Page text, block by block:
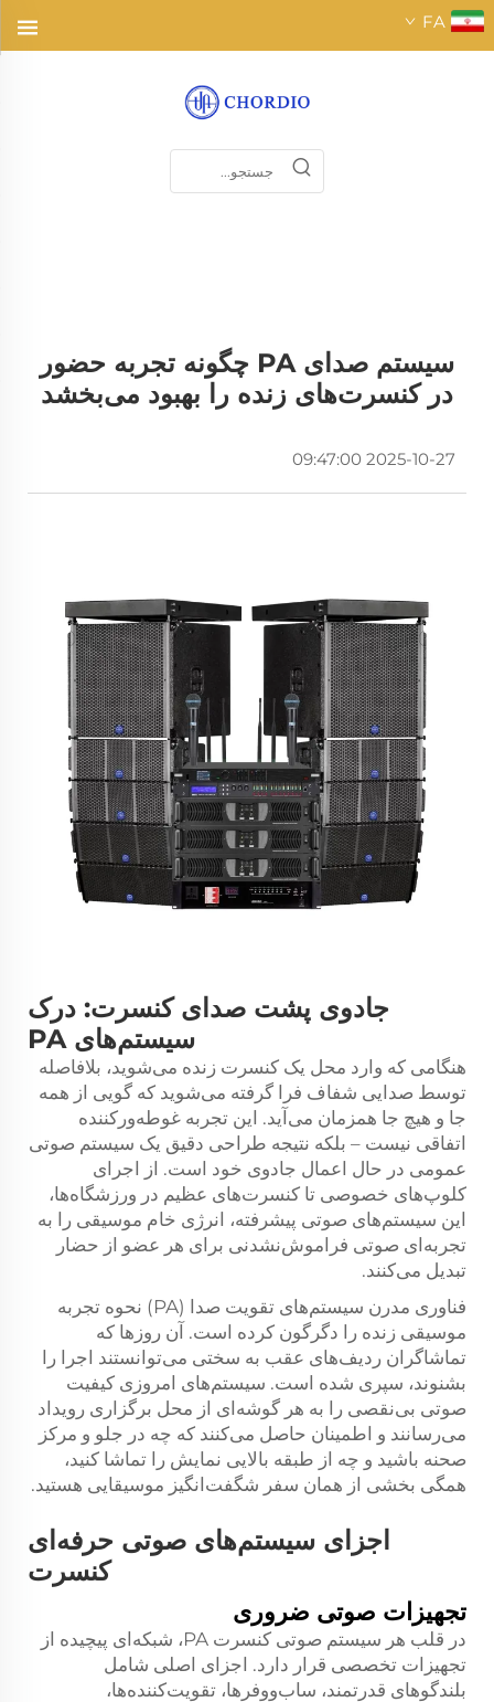
FA
سیستم صدای PA چگونه تجربه حضور
در کنسرت‌های زنده را بهبود می‌بخشد
2025-10-27 09:47:00
جادوی پشت صدای کنسرت: درک
سیستم‌های PA
هنگامی که وارد محل یک کنسرت زنده می‌شوید، بلافاصله
توسط صدایی شفاف فرا گرفته می‌شوید که گویی از همه
جا و هیچ جا همزمان می‌آید. این تجربه غوطه‌ورکننده
اتفاقی نیست – بلکه نتیجه طراحی دقیق یک سیستم صوتی
عمومی در حال اعمال جادوی خود است. از اجرای
کلوپ‌های خصوصی تا کنسرت‌های عظیم در ورزشگاه‌ها،
این سیستم‌های صوتی پیشرفته، انرژی خام موسیقی را به
تجربه‌ای صوتی فراموش‌نشدنی برای هر عضو از حضار
تبدیل می‌کنند.
فناوری مدرن سیستم‌های تقویت صدا (PA) نحوه تجربه
موسیقی زنده را دگرگون کرده است. آن روزها که
تماشاگران ردیف‌های عقب به سختی می‌توانستند اجرا را
بشنوند، سپری شده است. سیستم‌های امروزی کیفیت
صوتی بی‌نقصی را به هر گوشه‌ای از محل برگزاری رویداد
می‌رسانند و اطمینان حاصل می‌کنند که چه در جلو و مرکز
صحنه باشید و چه از طبقه بالایی نمایش را تماشا کنید،
همگی بخشی از همان سفر شگفت‌انگیز موسیقایی هستید.
اجزای سیستم‌های صوتی حرفه‌ای
کنسرت
تجهیزات صوتی ضروری
در قلب هر سیستم صوتی کنسرت PA، شبکه‌ای پیچیده از
تجهیزات تخصصی قرار دارد. اجزای اصلی شامل
بلندگوهای قدرتمند، ساب‌ووفرها، تقویت‌کننده‌ها،